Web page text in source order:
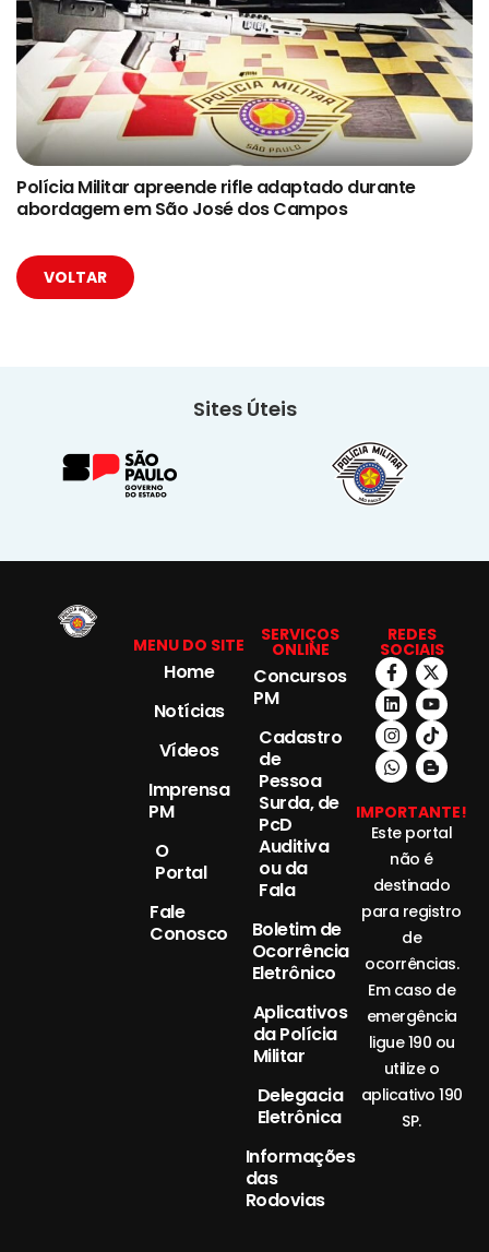
Polícia Militar apreende rifle adaptado durante
abordagem em São José dos Campos
VOLTAR
Sites Úteis
MENU DO SITE
Home
Notícias
Vídeos
Imprensa
PM
O
Portal
Fale
Conosco
SERVIÇOS
ONLINE
Concursos
PM
Cadastro
de
Pessoa
Surda, de
PcD
Auditiva
ou da
Fala
Boletim de
Ocorrência
Eletrônico
Aplicativos
da Polícia
Militar
Delegacia
Eletrônica
Informações
das
Rodovias
REDES
SOCIAIS
IMPORTANTE!
Este portal
não é
destinado
para registro
de
ocorrências.
Em caso de
emergência
ligue 190 ou
utilize o
aplicativo 190
SP.